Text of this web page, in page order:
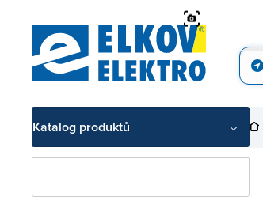
Katalog produktů